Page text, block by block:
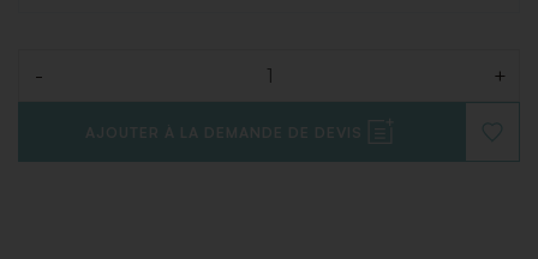
- +
AJOUTER À LA DEMANDE DE DEVIS
À